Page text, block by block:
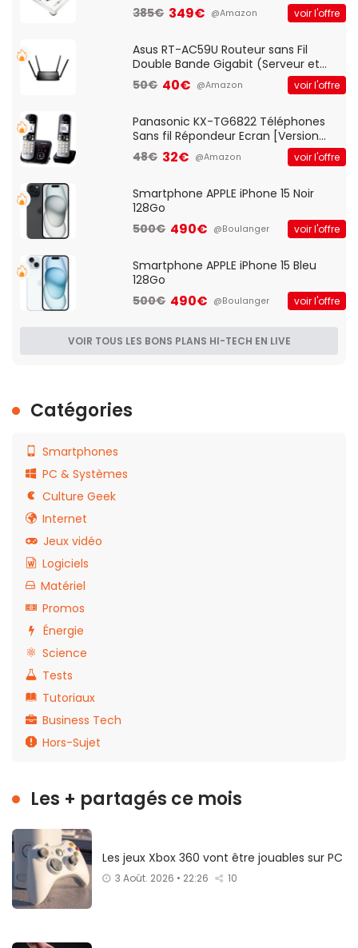
vitesses (33-45-78 trs/min) avec
pre-ampli intégré et port USB
385€ 349€ @Amazon voir l'offre
Asus RT-AC59U Routeur sans Fil
Double Bande Gigabit (Serveur et
Client VPN, Triple Vlan, Mode Point
d'accès et Bridge, contrôle Parental,
50€ 40€ @Amazon voir l'offre
Panasonic KX-TG6822 Téléphones
Sans fil Répondeur Ecran [Version
Française]
48€ 32€ @Amazon voir l'offre
Smartphone APPLE iPhone 15 Noir
128Go
500€ 490€ @Boulanger voir l'offre
Smartphone APPLE iPhone 15 Bleu
128Go
500€ 490€ @Boulanger voir l'offre
VOIR TOUS LES BONS PLANS HI-TECH EN LIVE
Catégories
Smartphones
PC & Systèmes
Culture Geek
Internet
Jeux vidéo
Logiciels
Matériel
Promos
Énergie
Science
Tests
Tutoriaux
Business Tech
Hors-Sujet
Les + partagés ce mois
Les jeux Xbox 360 vont être jouables sur PC
3 Août. 2026 • 22:26 10